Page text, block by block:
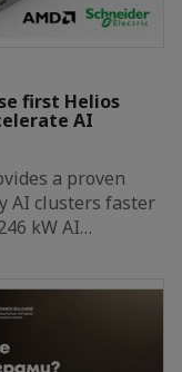
first Helios
AI
a proven
AI clusters faster
kW AI…